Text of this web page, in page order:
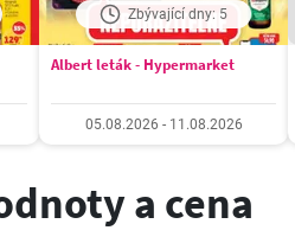
Zbývající dny: 5
Albert leták - Hypermarket
05.08.2026 - 11.08.2026
a cena